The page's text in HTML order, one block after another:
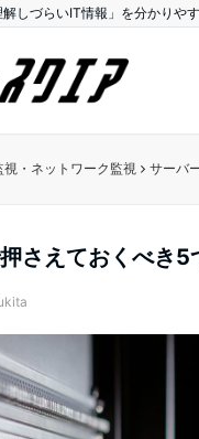
しづらいIT情報」を分かりや
視・ネットワーク監視 サーバ
さえておくべき5